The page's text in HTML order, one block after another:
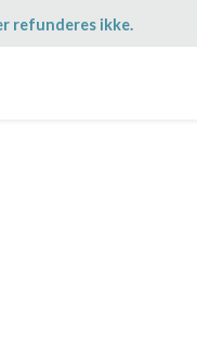
refunderes ikke.